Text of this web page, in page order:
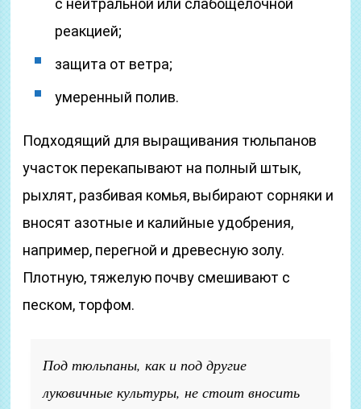
с нейтральной или слабощелочной
реакцией;
защита от ветра;
умеренный полив.
Подходящий для выращивания тюльпанов
участок перекапывают на полный штык,
рыхлят, разбивая комья, выбирают сорняки и
вносят азотные и калийные удобрения,
например, перегной и древесную золу.
Плотную, тяжелую почву смешивают с
песком, торфом.
Под тюльпаны, как и под другие
луковичные культуры, не стоит вносить